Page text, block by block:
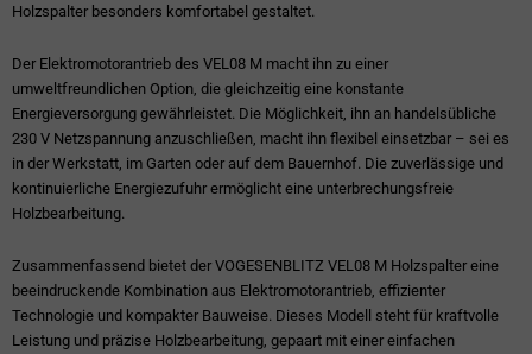
Holzspalter besonders komfortabel gestaltet.
Der Elektromotorantrieb des VEL08 M macht ihn zu einer
umweltfreundlichen Option, die gleichzeitig eine konstante
Energieversorgung gewährleistet. Die Möglichkeit, ihn an handelsübliche
230 V Netzspannung anzuschließen, macht ihn flexibel einsetzbar – sei es
in der Werkstatt, im Garten oder auf dem Bauernhof. Die zuverlässige und
kontinuierliche Energiezufuhr ermöglicht eine unterbrechungsfreie
Holzbearbeitung.
Zusammenfassend bietet der VOGESENBLITZ VEL08 M Holzspalter eine
beeindruckende Kombination aus Elektromotorantrieb, effizienter
Technologie und kompakter Bauweise. Dieses Modell steht für kraftvolle
Leistung und präzise Holzbearbeitung, gepaart mit einer einfachen